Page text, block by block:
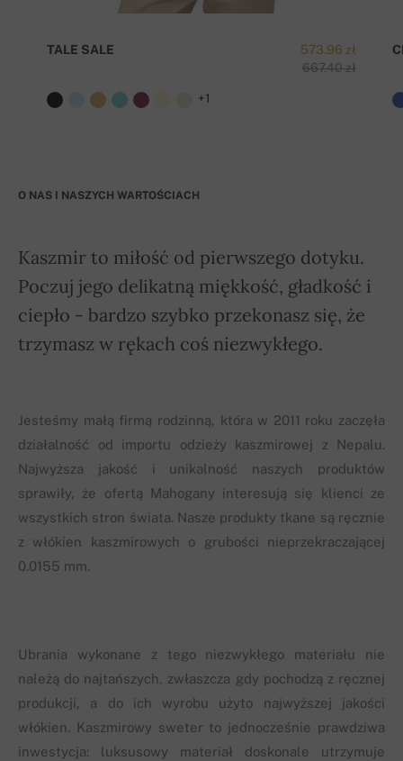
573.96 zł
667.40 zł
TALE SALE
+1
O NAS I NASZYCH WARTOŚCIACH
Kaszmir to miłość od pierwszego dotyku.
Poczuj jego delikatną miękkość, gładkość i
ciepło - bardzo szybko przekonasz się, że
trzymasz w rękach coś niezwykłego.
Jesteśmy małą firmą rodzinną, która w 2011 roku zaczęła
działalność od importu odzieży kaszmirowej z Nepalu.
Najwyższa jakość i unikalność naszych produktów
sprawiły, że ofertą Mahogany interesują się klienci ze
wszystkich stron świata. Nasze produkty tkane są ręcznie
z włókien kaszmirowych o grubości nieprzekraczającej
0.0155 mm.
Ubrania wykonane z tego niezwykłego materiału nie
należą do najtańszych, zwłaszcza gdy pochodzą z ręcznej
produkcji, a do ich wyrobu użyto najwyższej jakości
włókien. Kaszmirowy sweter to jednocześnie prawdziwa
inwestycja: luksusowy materiał doskonale utrzymuje